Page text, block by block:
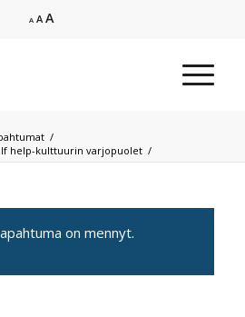
A Decrease
AReset
font
AIncrease
font
/
help-kulttuurin varjopuolet /
on mennyt.